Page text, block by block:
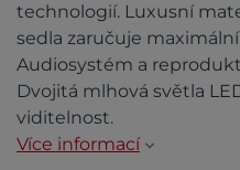
technologií. Luxusní
sedla zaručuje
Audiosystém a
Dvojitá mlhová světla
viditelnost.
Více informací